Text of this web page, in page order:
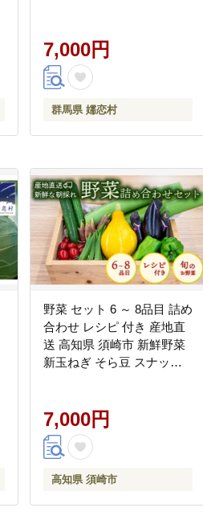
送 [AS002tu]
7,000円
群馬県 嬬恋村
野菜 セット 6 ～ 8品目 詰め
合わせ レシピ 付き 産地直
送 高知県 須崎市 新鮮野菜
新玉ねぎ そら豆 スナップ
キーニ オクラ かぼちゃ す
じなし豆 トマト 空心菜 さ
つま芋 栗 秋豆 ぶしゅかん
ャーテ キク芋 赤大根 かぶ
カリフラワー 芽キャベツ
7,000円
高知県 須崎市